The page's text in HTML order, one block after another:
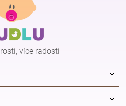
více radostí